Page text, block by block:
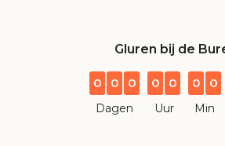
Gluren bij de
0 0 0
Dagen
0 0
Uur
0 0
Min